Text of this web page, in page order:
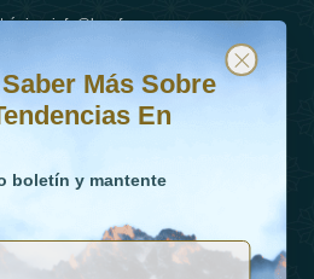
:info@luxafar.com
+442034682356
+971552944761
sobre las últimas tendencias en
y mantente actualizado
Más Sobre
En
boletín y mantente